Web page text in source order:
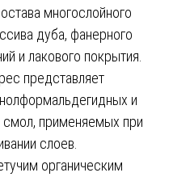
многослойного
дуба, фанерного
и лакового покрытия.
представляет
и
применяемых при
слоев.
органическим